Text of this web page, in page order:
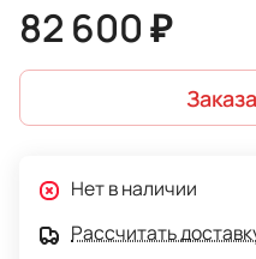
82 600 ₽
Нет в наличии
Рассчитать